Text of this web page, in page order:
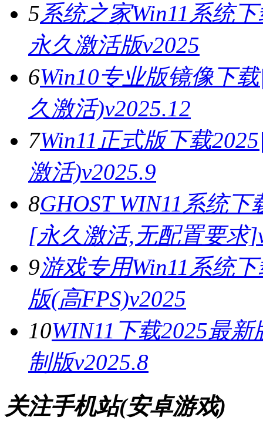
5系统之家Win11系统
永久激活版v2025
6Win10专业版镜像下
久激活)v2025.12
7Win11正式版下载
激活)v2025.9
8GHOST WIN11系统
[永久激活,无配置要求
9游戏专用Win11系统
版(高FPS)v2025
10WIN11下载2025最
制版v2025.8
关注手机站(安卓游戏)